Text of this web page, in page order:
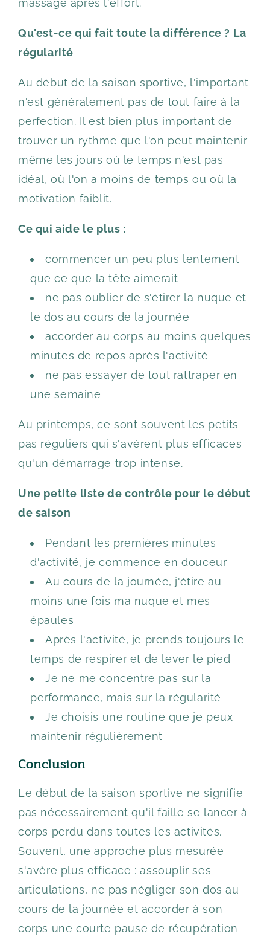
massage après l'effort.
Qu'est-ce qui fait toute la différence ? La
régularité
Au début de la saison sportive, l'important
n'est généralement pas de tout faire à la
perfection. Il est bien plus important de
trouver un rythme que l'on peut maintenir
même les jours où le temps n'est pas
idéal, où l'on a moins de temps ou où la
motivation faiblit.
Ce qui aide le plus :
commencer un peu plus lentement
que ce que la tête aimerait
ne pas oublier de s'étirer la nuque et
le dos au cours de la journée
accorder au corps au moins quelques
minutes de repos après l'activité
ne pas essayer de tout rattraper en
une semaine
Au printemps, ce sont souvent les petits
pas réguliers qui s'avèrent plus efficaces
qu'un démarrage trop intense.
Une petite liste de contrôle pour le début
de saison
Pendant les premières minutes
d'activité, je commence en douceur
Au cours de la journée, j'étire au
moins une fois ma nuque et mes
épaules
Après l'activité, je prends toujours le
temps de respirer et de lever le pied
Je ne me concentre pas sur la
performance, mais sur la régularité
Je choisis une routine que je peux
maintenir régulièrement
Conclusion
Le début de la saison sportive ne signifie
pas nécessairement qu'il faille se lancer à
corps perdu dans toutes les activités.
Souvent, une approche plus mesurée
s'avère plus efficace : assouplir ses
articulations, ne pas négliger son dos au
cours de la journée et accorder à son
corps une courte pause de récupération